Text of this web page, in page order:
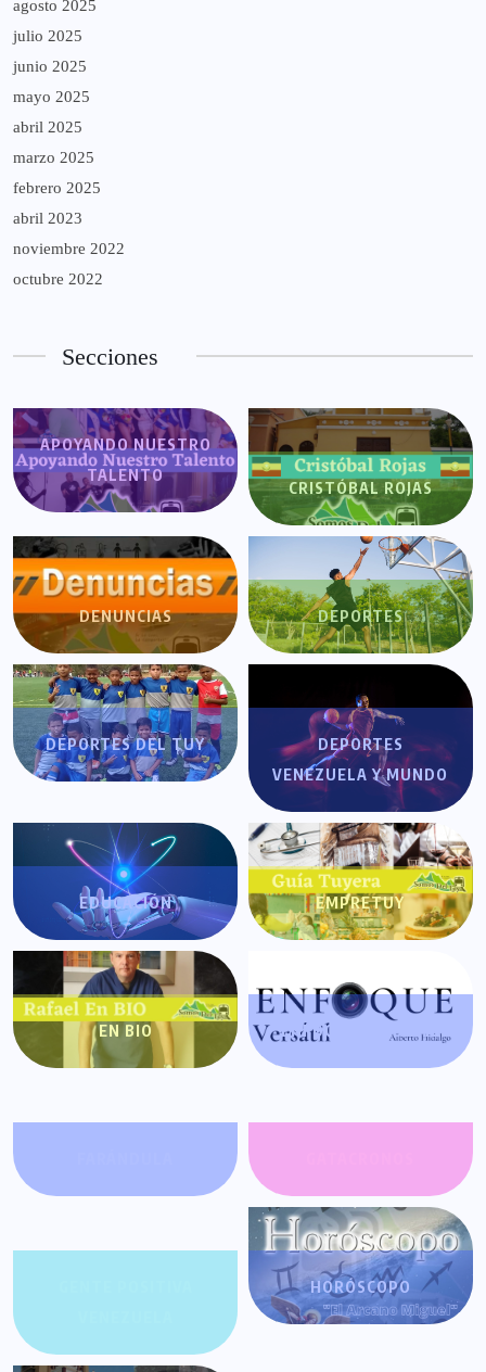
agosto 2025
julio 2025
junio 2025
mayo 2025
abril 2025
marzo 2025
febrero 2025
abril 2023
noviembre 2022
octubre 2022
Secciones
APOYANDO NUESTRO
TALENTO
CRISTÓBAL ROJAS
DENUNCIAS DEPORTES
DEPORTES DEL TUY
DEPORTES
VENEZUELA Y MUNDO
EDUCACIÓN EMPRETUY
EN BIO ENFOQUE VERSÁTIL
HORÓSCOPO